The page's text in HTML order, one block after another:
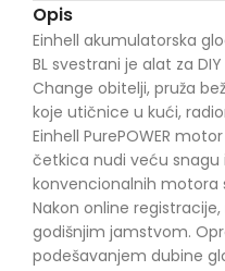
Opis
Einhell akumulatorska
BL svestrani je alat za
Change obitelji, pruža
koje utičnice u kući,
Einhell PurePOWER
četkica nudi veću snagu
konvencionalnih motora
Nakon online
godišnjim jamstvom.
podešavanjem dubine